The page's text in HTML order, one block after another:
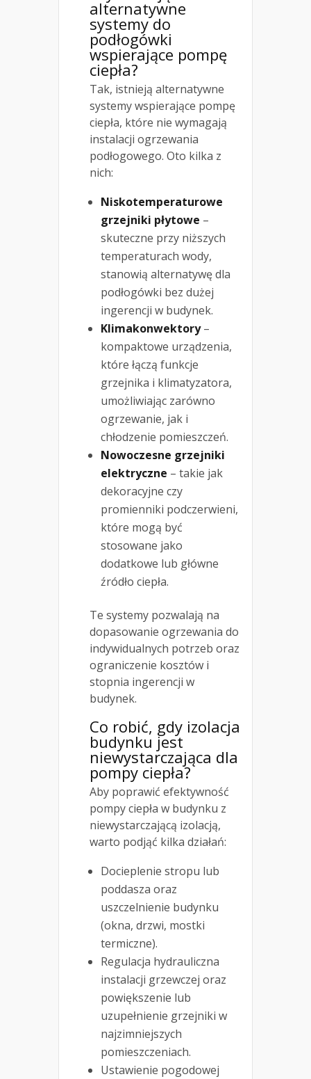
alternatywne
systemy do
podłogówki
wspierające pompę
ciepła?
Tak, istnieją alternatywne
systemy wspierające pompę
ciepła, które nie wymagają
instalacji ogrzewania
podłogowego. Oto kilka z
nich:
Niskotemperaturowe
grzejniki płytowe –
skuteczne przy niższych
temperaturach wody,
stanowią alternatywę dla
podłogówki bez dużej
ingerencji w budynek.
Klimakonwektory–
kompaktowe urządzenia,
które łączą funkcje
grzejnika i klimatyzatora,
umożliwiając zarówno
ogrzewanie, jak i
chłodzenie pomieszczeń.
Nowoczesne grzejniki
elektryczne – takie jak
dekoracyjne czy
promienniki podczerwieni,
które mogą być
stosowane jako
dodatkowe lub główne
źródło ciepła.
Te systemy pozwalają na
dopasowanie ogrzewania do
indywidualnych potrzeb oraz
ograniczenie kosztów i
stopnia ingerencji w
budynek.
Co robić, gdy izolacja
budynku jest
niewystarczająca dla
pompy ciepła?
Aby poprawić efektywność
pompy ciepła w budynku z
niewystarczającą izolacją,
warto podjąć kilka działań:
Docieplenie stropu lub
poddasza oraz
uszczelnienie budynku
(okna, drzwi, mostki
termiczne).
Regulacja hydrauliczna
instalacji grzewczej oraz
powiększenie lub
uzupełnienie grzejniki w
najzimniejszych
pomieszczeniach.
Ustawienie pogodowej